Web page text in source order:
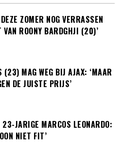
ZOMER NOG VERRASSEN
VAN ROONY BARDGHJI (20)’
(23) MAG WEG BIJ AJAX: ‘MAAR
DE JUISTE PRIJS’
23-JARIGE MARCOS LEONARDO:
NIET FIT’